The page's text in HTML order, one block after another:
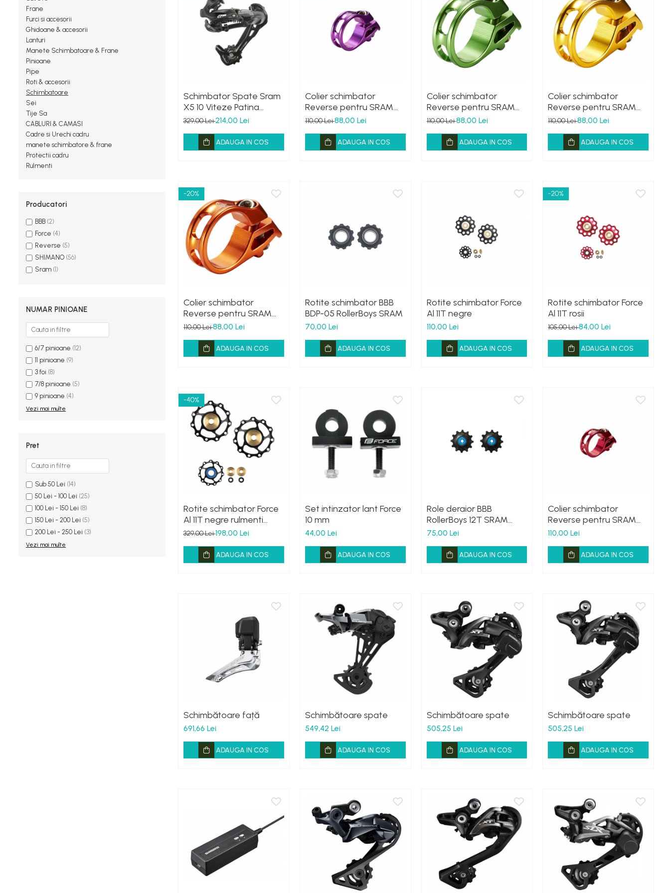
Furci si accesorii
Ghidoane & accesorii
Lanturi
Manete Schimbatoare & Frane
Pinioane
Roti & accesorii
Schimbatoare
Tije Sa
Oglinzi
Pedale
Pompe
Portbagaje si cosuri
Roti ajutatoare
Scaune copii
Sonerii
Suporturi & Standuri
Veste
Frane
Furci si accesorii
Ghidoane & accesorii
Lanturi
Manete Schimbatoare & Frane
Pinioane
Pipe
Roti & accesorii
Schimbatoare
Sei
Tije Sa
CABLURI & CAMASI
Cadre si Urechi cadru
manete schimbatore & frane
Protectii cadru
Rulmenti
Producatori
BBB (2)
Force (4)
Reverse (5)
SHIMANO (56)
Sram (1)
NUMAR PINIOANE
6/7 pinioane (12)
11 pinioane (9)
3 foi (8)
7/8 pinioane (5)
9 pinioane (4)
Vezi mai multe
Pret
Sub 50 Lei (14)
50 Lei - 100 Lei (25)
100 Lei - 150 Lei (8)
150 Lei - 200 Lei (5)
200 Lei - 250 Lei (3)
Vezi mai multe
Schimbator Spate Sram
X5 10 Viteze Patina
Lunga Negru
329,00 Lei214,00 Lei
ADAUGA IN COS
Colier schimbator
Reverse pentru SRAM
Mov
110,00 Lei88,00 Lei
ADAUGA IN COS
Colier schimbator
Reverse pentru SRAM
Verde Deschis
110,00 Lei88,00 Lei
ADAUGA IN COS
Colier schimbator
Reverse pentru SRAM
Auriu
110,00 Lei88,00 Lei
ADAUGA IN COS
-20%
Colier schimbator
Reverse pentru SRAM
portocaliu
110,00 Lei88,00 Lei
ADAUGA IN COS
Rotite schimbator BBB
BDP-05 RollerBoys SRAM
70,00 Lei
ADAUGA IN COS
Rotite schimbator Force
Al 11T negre
110,00 Lei
ADAUGA IN COS
-20%
Rotite schimbator Force
Al 11T rosii
105,00 Lei84,00 Lei
ADAUGA IN COS
-40%
Rotite schimbator Force
Al 11T negre rulmenti
ceramici
329,00 Lei198,00 Lei
ADAUGA IN COS
Set intinzator lant Force
10 mm
44,00 Lei
ADAUGA IN COS
Role deraior BBB
RollerBoys 12T SRAM
Narrow-Wide
75,00 Lei
ADAUGA IN COS
Colier schimbator
Reverse pentru SRAM
Rosu
110,00 Lei
ADAUGA IN COS
Schimbătoare față
691,66 Lei
ADAUGA IN COS
Schimbătoare spate
549,42 Lei
ADAUGA IN COS
Schimbătoare spate
505,25 Lei
ADAUGA IN COS
Schimbătoare spate
505,25 Lei
ADAUGA IN COS